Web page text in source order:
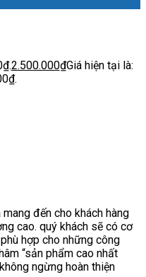
2.500.000₫Giá hiện tại là:
đến cho khách hàng
cao. quý khách sẽ có cơ
hợp cho những công
“sản phẩm cao nhất
ngừng hoàn thiện